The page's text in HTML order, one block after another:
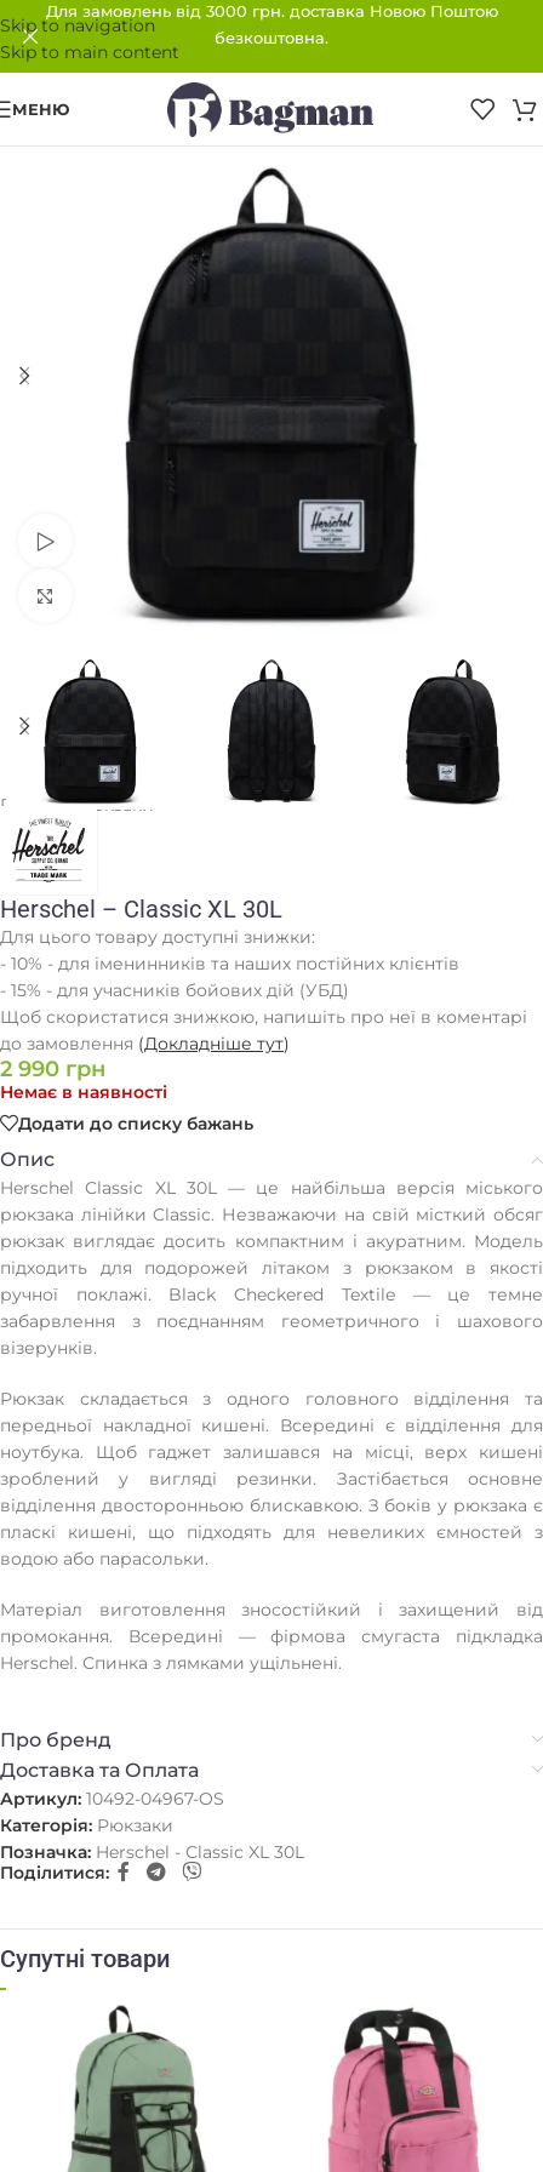
Skip to navigation
Skip to main content
Для замовлень від 3000 грн. доставка Новою Поштою
безкоштовна.
МЕНЮ
Клацніть, щоб збільшити
Головна/Рюкзаки
Herschel – Classic XL 30L
Для цього товару доступні знижки:
- 10% - для іменинників та наших постійних клієнтів
- 15% - для учасників бойових дій (УБД)
Щоб скористатися знижкою, напишіть про неї в коментарі
до замовлення (Докладніше тут)
2 990 грн
Немає в наявності
Додати до списку бажань
Опис
Herschel Classic XL 30L — це найбільша версія міського
рюкзака лінійки Classic. Незважаючи на свій місткий обсяг
рюкзак виглядає досить компактним і акуратним. Модель
підходить для подорожей літаком з рюкзаком в якості
ручної поклажі. Black Checkered Textile — це темне
забарвлення з поєднанням геометричного і шахового
візерунків.
Рюкзак складається з одного головного відділення та
передньої накладної кишені. Всередині є відділення для
ноутбука. Щоб гаджет залишався на місці, верх кишені
зроблений у вигляді резинки. Застібається основне
відділення двосторонньою блискавкою. З боків у рюкзака є
пласкі кишені, що підходять для невеликих ємностей з
водою або парасольки.
Матеріал виготовлення зносостійкий і захищений від
промокання. Всередині — фірмова смугаста підкладка
Herschel. Спинка з лямками ущільнені.
Про бренд
Доставка та Оплата
Артикул: 10492-04967-OS
Категорія: Рюкзаки
Позначка: Herschel - Classic XL 30L
Поділитися:
Супутні товари